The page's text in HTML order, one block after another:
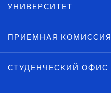
УНИВЕРСИТЕТ
ПРИЕМНАЯ КОМИССИЯ
СТУДЕНЧЕСКИЙ ОФИС